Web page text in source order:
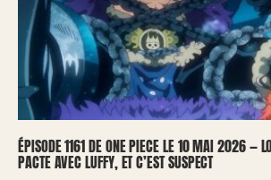
ÉPISODE 1161 DE ONE PIECE LE 10 MAI 2026 —
PACTE AVEC LUFFY, ET C’EST SUSPECT